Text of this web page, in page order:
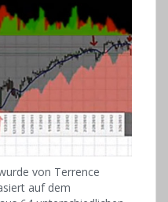
von Terrence
auf dem